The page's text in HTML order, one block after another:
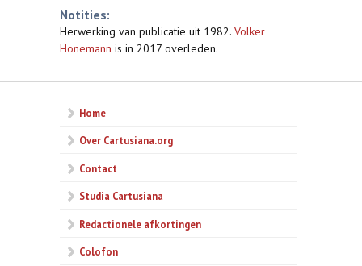
Notities:
Herwerking van publicatie uit 1982. Volker
Honemann is in 2017 overleden.
Home
Over Cartusiana.org
Contact
Studia Cartusiana
Redactionele afkortingen
Colofon